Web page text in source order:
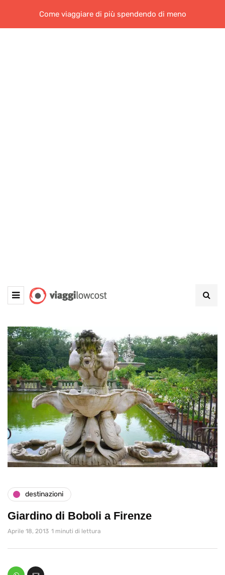
Come viaggiare di più spendendo di meno
destinazioni
Giardino di Boboli a Firenze
Aprile 18, 2013 1 minuti di lettura